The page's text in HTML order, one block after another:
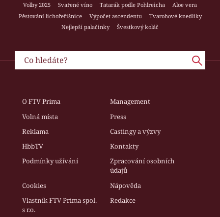
Volby 2025
Svařené víno Tatarák podle Pohlreicha
Aloe vera
Pěstování lichořeřišnice
Výpočet ascendentu
Tvarohové knedlíky
Nejlepší palačinky
Švestkový koláč
O FTV Prima
Management
Volná místa
Press
Reklama
Castingy a výzvy
HbbTV
Kontakty
Podmínky užívání
Zpracování osobních
údajů
Cookies
Nápověda
Vlastník FTV Prima spol.
s r.o.
Redakce